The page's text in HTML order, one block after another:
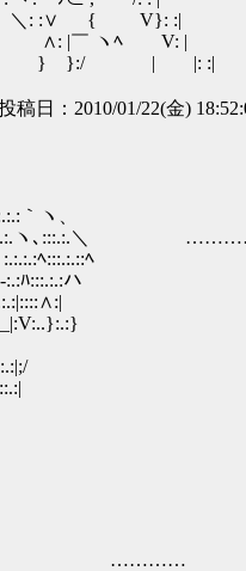
{ V}: :|
ﾍ V: |
| |: :|
稿日：2010/01/22(金)
｀ヽ、
ヽ､:::.:.＼
ﾍ:::.:.::ﾍ
:.:ﾊ:::.:.:ハ
（